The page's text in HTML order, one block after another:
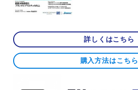
詳しくはこちら
購入方法はこちら